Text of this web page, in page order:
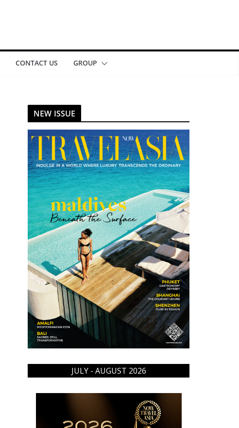
CONTACT US GROUP
NEW ISSUE
JULY - AUGUST 2026